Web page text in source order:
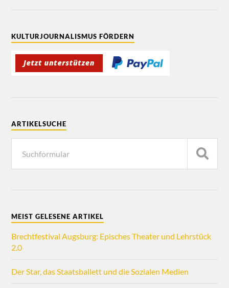
KULTURJOURNALISMUS FÖRDERN
ARTIKELSUCHE
MEIST GELESENE ARTIKEL
Brechtfestival Augsburg: Episches Theater und Lehrstück
2.0
Der Star, das Staatsballett und die Sozialen Medien